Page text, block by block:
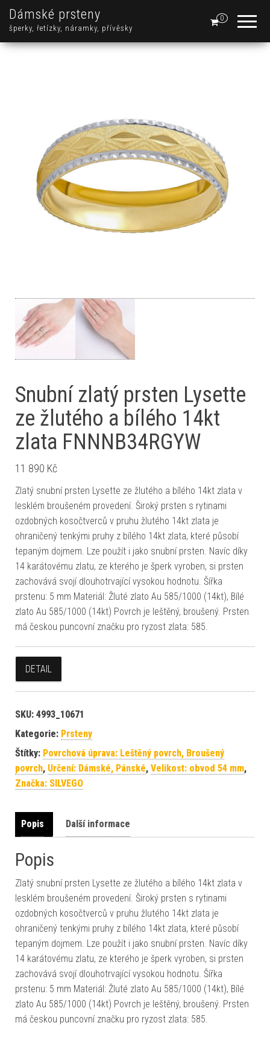
Dámské prsteny
šperky, řetízky, náramky, přívěsky
0
Snubní zlatý prsten Lysette
ze žlutého a bílého 14kt
zlata FNNNB34RGYW
11 890 Kč
Zlatý snubní prsten Lysette ze žlutého a bílého 14kt zlata v
lesklém broušeném provedení. Široký prsten s rytinami
ozdobných kosočtverců v pruhu žlutého 14kt zlata je
ohraničený tenkými pruhy z bílého 14kt zlata, které působí
tepaným dojmem. Lze použít i jako snubní prsten. Navíc díky
14 karátovému zlatu, ze kterého je šperk vyroben, si prsten
zachovává svojí dlouhotrvající vysokou hodnotu. Šířka
prstenu: 5 mm Materiál: Žluté zlato Au 585/1000 (14kt), Bílé
zlato Au 585/1000 (14kt) Povrch je leštěný, broušený. Prsten
má českou puncovní značku pro ryzost zlata: 585.
DETAIL
SKU: 4993_10671
Kategorie: Prsteny
Štítky: Povrchová úprava: Leštěný povrch, Broušený
povrch, Určení: Dámské, Pánské, Velikost: obvod 54 mm,
Značka: SILVEGO
Popis Další informace
Popis
Zlatý snubní prsten Lysette ze žlutého a bílého 14kt zlata v
lesklém broušeném provedení. Široký prsten s rytinami
ozdobných kosočtverců v pruhu žlutého 14kt zlata je
ohraničený tenkými pruhy z bílého 14kt zlata, které působí
tepaným dojmem. Lze použít i jako snubní prsten. Navíc díky
14 karátovému zlatu, ze kterého je šperk vyroben, si prsten
zachovává svojí dlouhotrvající vysokou hodnotu. Šířka
prstenu: 5 mm Materiál: Žluté zlato Au 585/1000 (14kt), Bílé
zlato Au 585/1000 (14kt) Povrch je leštěný, broušený. Prsten
má českou puncovní značku pro ryzost zlata: 585.